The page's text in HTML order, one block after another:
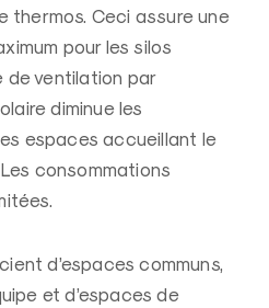
thermos. Ceci assure une
pour les silos
de ventilation par
diminue les
espaces accueillant le
consommations
d’espaces communs,
et d’espaces de